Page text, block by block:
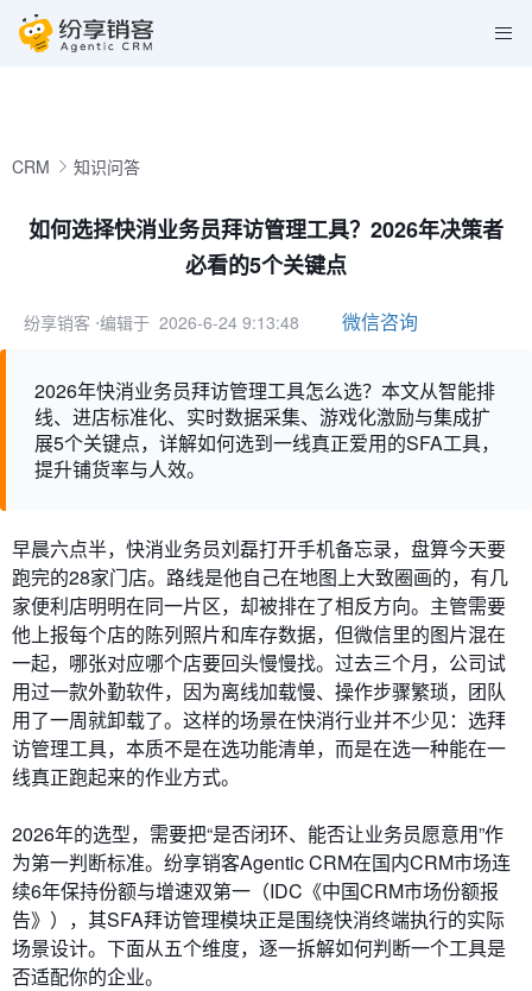
CRM 知识问答
如何选择快消业务员拜访管理工具？2026年决策者
必看的5个关键点
纷享销客 ⋅编辑于 2026-6-24 9:13:48 微信咨询
2026年快消业务员拜访管理工具怎么选？本文从智能排
线、进店标准化、实时数据采集、游戏化激励与集成扩
展5个关键点，详解如何选到一线真正爱用的SFA工具，
提升铺货率与人效。
早晨六点半，快消业务员刘磊打开手机备忘录，盘算今天要
跑完的28家门店。路线是他自己在地图上大致圈画的，有几
家便利店明明在同一片区，却被排在了相反方向。主管需要
他上报每个店的陈列照片和库存数据，但微信里的图片混在
一起，哪张对应哪个店要回头慢慢找。过去三个月，公司试
用过一款外勤软件，因为离线加载慢、操作步骤繁琐，团队
用了一周就卸载了。这样的场景在快消行业并不少见：选拜
访管理工具，本质不是在选功能清单，而是在选一种能在一
线真正跑起来的作业方式。
2026年的选型，需要把“是否闭环、能否让业务员愿意用”作
为第一判断标准。纷享销客Agentic CRM在国内CRM市场连
续6年保持份额与增速双第一（IDC《中国CRM市场份额报
告》），其SFA拜访管理模块正是围绕快消终端执行的实际
场景设计。下面从五个维度，逐一拆解如何判断一个工具是
否适配你的企业。